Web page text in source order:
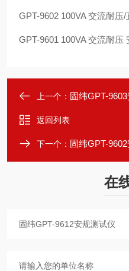
GPT-9602 100VA 交流耐压
GPT-9601 100VA 交流耐压
上一个： 固纬GPT-
返回列表
下一个： 固纬GPT-
在